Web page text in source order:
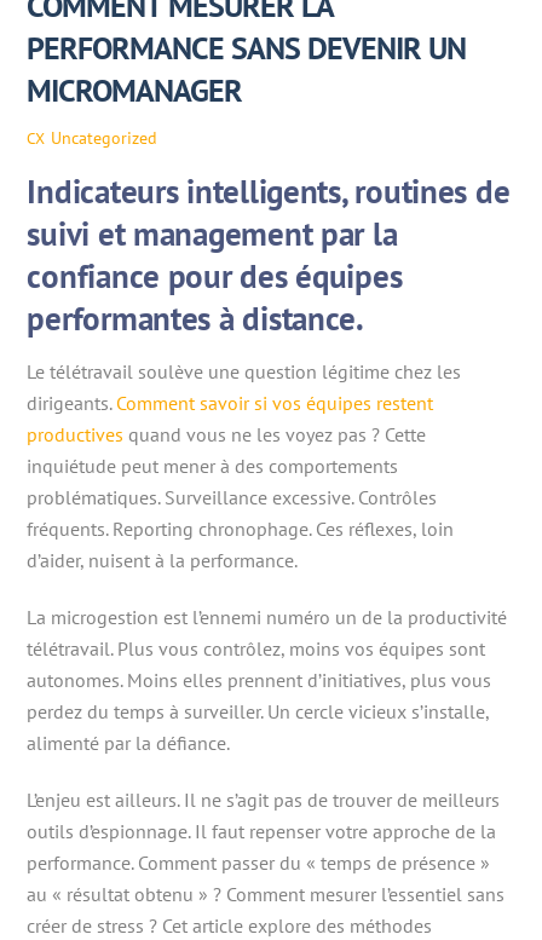
PERFORMANCE SANS DEVENIR UN
MICROMANAGER
CX Uncategorized
Indicateurs intelligents, routines de
suivi et management par la
confiance pour des équipes
performantes à distance.
Le télétravail soulève une question légitime chez les
dirigeants. Comment savoir si vos équipes restent
productives quand vous ne les voyez pas ? Cette
inquiétude peut mener à des comportements
problématiques. Surveillance excessive. Contrôles
fréquents. Reporting chronophage. Ces réflexes, loin
d’aider, nuisent à la performance.
La microgestion est l’ennemi numéro un de la productivité
télétravail. Plus vous contrôlez, moins vos équipes sont
autonomes. Moins elles prennent d’initiatives, plus vous
perdez du temps à surveiller. Un cercle vicieux s’installe,
alimenté par la défiance.
L’enjeu est ailleurs. Il ne s’agit pas de trouver de meilleurs
outils d’espionnage. Il faut repenser votre approche de la
performance. Comment passer du « temps de présence »
au « résultat obtenu » ? Comment mesurer l’essentiel sans
créer de stress ? Cet article explore des méthodes